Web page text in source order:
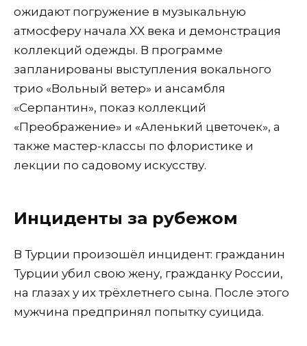
ожидают погружение в музыкальную
атмосферу начала XX века и демонстрация
коллекций одежды. В программе
запланированы выступления вокального
трио «Вольный ветер» и ансамбля
«Серпантин», показ коллекций
«Преображение» и «Аленький цветочек», а
также мастер-классы по флористике и
лекции по садовому искусству.
Инциденты за рубежом
В Турции произошёл инцидент: гражданин
Турции убил свою жену, гражданку России,
на глазах у их трёхлетнего сына. После этого
мужчина предпринял попытку суицида.